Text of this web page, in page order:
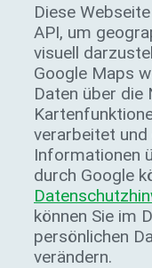
Diese
API, um
visuell
Google Maps
Daten über die
verarbeitet
Informationen
durch Google
können Sie im
persönlichen
verändern.